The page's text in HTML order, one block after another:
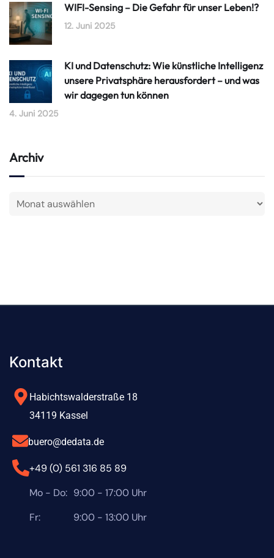
WIFI-Sensing – Die Gefahr für unser Leben!?
12. Juni 2025
KI und Datenschutz: Wie künstliche Intelligenz
unsere Privatsphäre herausfordert – und was
wir dagegen tun können
4. Juni 2025
Archiv
Kontakt
Habichtswalderstraße 18
34119 Kassel
buero@dedata.de
+49 (0) 561 316 85 89
Mo - Do: 9:00 - 17:00 Uhr
Fr:
9:00 - 13:00 Uhr